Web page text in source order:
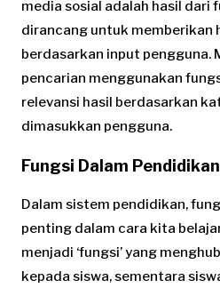
media sosial adalah hasil dari
dirancang untuk memberikan
berdasarkan input pengguna.
pencarian menggunakan
relevansi hasil berdasarkan
dimasukkan pengguna.
Fungsi Dalam Pendidikan
Dalam sistem pendidikan,
penting dalam cara kita
menjadi ‘fungsi’ yang
kepada siswa, sementara